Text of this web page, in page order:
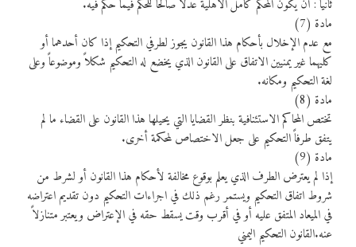
ثانياً : أن يكون المحكم كامل الأهلية عدلاً صالحاً للحكم فيما حكم فيه.
مادة (7)
مع عدم الإخلال بأحكام هذا القانون يجوز لطرفي التحكيم إذا كان أحدهما أو
كليهما غير يمنيين الاتفاق على القانون الذي يخضع له التحكيم شكلاً وموضوعاً وعلى
لغة التحكيم ومكانه.
مادة (8)
تختص المحاكم الاستئنافية بنظر القضايا التي يحيلها هذا القانون على القضاء ما لم
يتفق طرفاً التحكيم على جعل الاختصاص لمحكمة أخرى.
مادة (9)
إذا لم يعترض الطرف الذي يعلم بوقوع مخالفة لأحكام هذا القانون أو لشرط من
شروط اتفاق التحكيم ويستمر رغم ذلك في اجراءات التحكيم دون تقديم اعتراضه
في الميعاد المتفق عليه أو في أقرب وقت يسقط حقه في الإعتراض ويعتبر متنازلاً
عنه.القانون التحكيم اليمني